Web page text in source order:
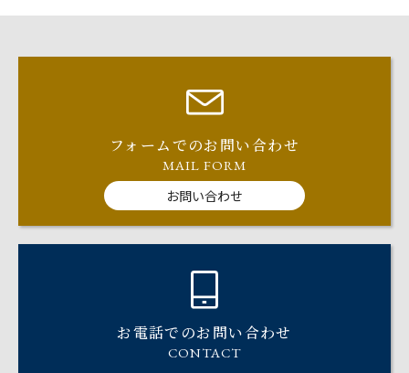
フォームでのお問い合わせ
MAIL FORM
お問い合わせ
お電話でのお問い合わせ
CONTACT